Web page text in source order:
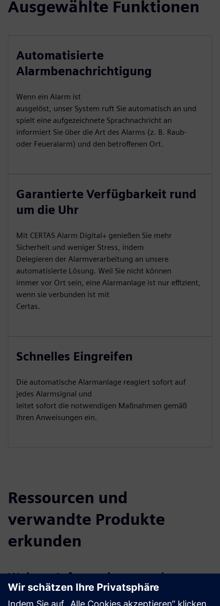
Ausgewählte Funktionen
Automatisierte
Alarmbenachrichtigung
Wenn ein Alarm ist
ausgelöst, unser System ruft Sie automatisch an und
spielt eine aufgezeichnete Sprachnachricht an
informiert Sie über die Art des Alarms (z. B. Raub-
oder Feueralarm) und den betroffenen Ort.
Garantierte Verfügbarkeit rund
um die Uhr
Mit CERTAS Alarm Digital+ genießen Sie mehr
Sicherheit und weniger Stress, indem
Delegieren der Alarmverarbeitung an unsere
automatisierte Lösung. Weil Sie nicht können
immer vor Ort sein, eine Alarmanlage ist nur effizient,
wenn sie verbunden ist mit
Certas.
Schnelles Eingreifen
Die automatische Alarmanlage reagiert sofort auf
jedes Alarmsignal und
leitet sofort die notwendigen Maßnahmen gemäß
Ihren Anweisungen ein.
Ressourcen und
verwandte Produkte
erkunden
Weitere Informationen und
Ressourcen